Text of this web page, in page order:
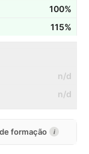
100%
115%
n/d
n/d
formação i